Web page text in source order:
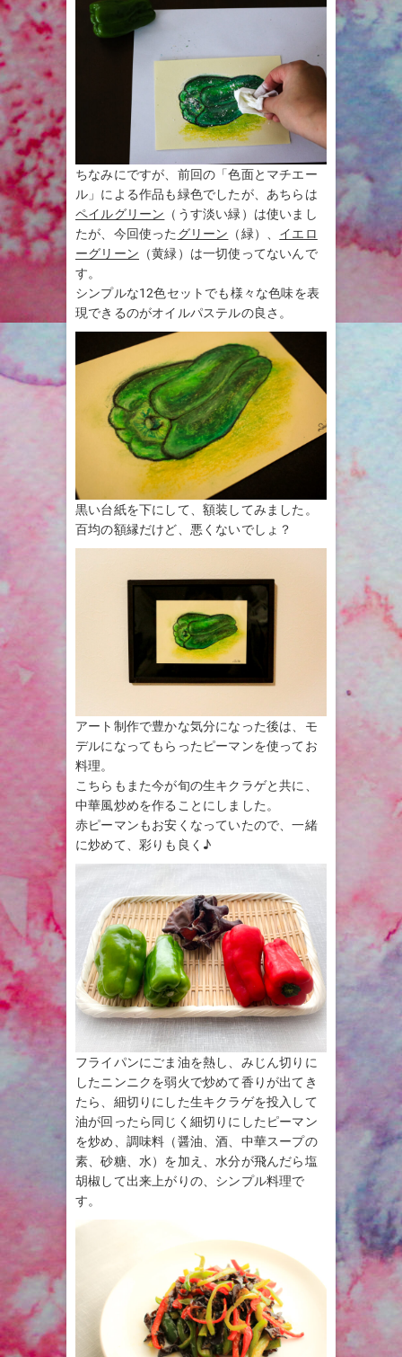
ちなみにですが、前回の「色面とマチエー
ル」による作品も緑色でしたが、あちらは
ペイルグリーン （うす淡い緑）は使いまし
たが、今回使った グリーン （緑）、 イエロ
ーグリーン （黄緑）は一切使ってないんで
す。
シンプルな12色セットでも様々な色味を表
現できるのがオイルパステルの良さ。
黒い台紙を下にして、額装してみました。
百均の額縁だけど、悪くないでしょ？
アート制作で豊かな気分になった後は、モ
デルになってもらったピーマンを使ってお
料理。
こちらもまた今が旬の生キクラゲと共に、
中華風炒めを作ることにしました。
赤ピーマンもお安くなっていたので、一緒
に炒めて、彩りも良く♪
フライパンにごま油を熱し、みじん切りに
したニンニクを弱火で炒めて香りが出てき
たら、細切りにした生キクラゲを投入して
油が回ったら同じく細切りにしたピーマン
を炒め、調味料（醤油、酒、中華スープの
素、砂糖、水）を加え、水分が飛んだら塩
胡椒して出来上がりの、シンプル料理で
す。